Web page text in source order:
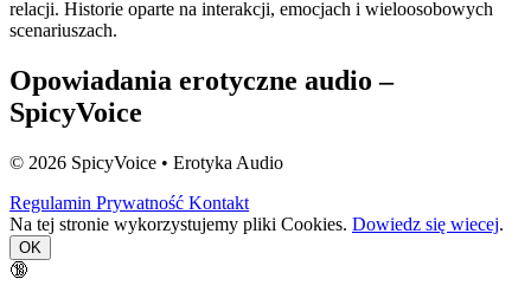
relacji. Historie oparte na interakcji, emocjach i wieloosobowych
scenariuszach.
Opowiadania erotyczne audio –
SpicyVoice
© 2026 SpicyVoice • Erotyka Audio
Regulamin Prywatność Kontakt
Na tej stronie wykorzystujemy pliki Cookies. Dowiedz się wiecej.
OK
🔞